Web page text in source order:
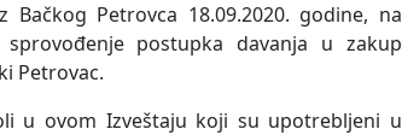
Petrovca 18.09.2020. godine, na
postupka davanja u zakup
Petrovac.
u ovom Izveštaju koji su upotrebljeni u